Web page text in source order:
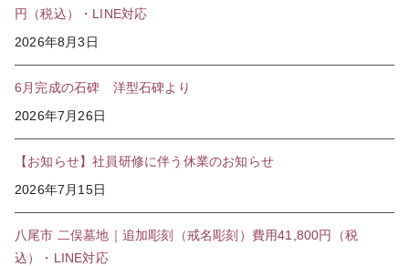
円（税込）・LINE対応
2026年8月3日
6月完成の石碑 洋型石碑より
2026年7月26日
【お知らせ】社員研修に伴う休業のお知らせ
2026年7月15日
八尾市 二俣墓地｜追加彫刻（戒名彫刻）費用41,800円（税
込）・LINE対応